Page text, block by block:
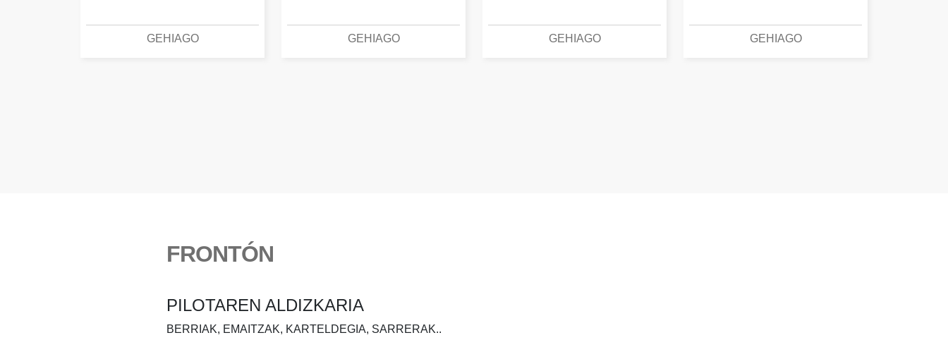
GEHIAGO GEHIAGO GEHIAGO GEHIAGO
FRONTÓN
PILOTAREN ALDIZKARIA
BERRIAK, EMAITZAK, KARTELDEGIA, SARRERAK..